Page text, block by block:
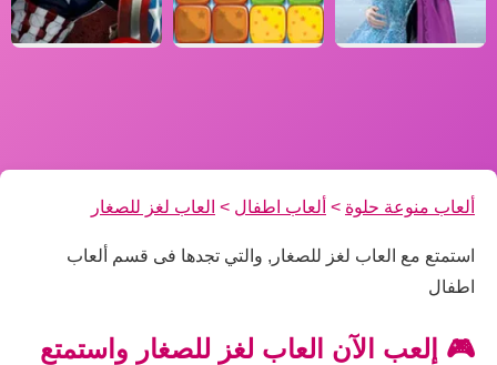
ألعاب منوعة حلوة > ألعاب اطفال > العاب لغز للصغار
استمتع مع العاب لغز للصغار, والتي تجدها فى قسم ألعاب
اطفال
🎮 إلعب الآن العاب لغز للصغار واستمتع